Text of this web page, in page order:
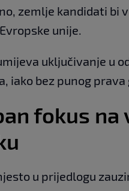
zemlje kandidati bi
unije.
uključivanje u
iako bez punog prava
fokus
u prijedlogu